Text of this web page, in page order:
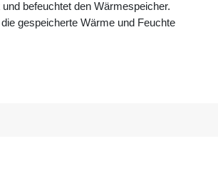
befeuchtet den Wärmespeicher.
gespeicherte Wärme und Feuchte